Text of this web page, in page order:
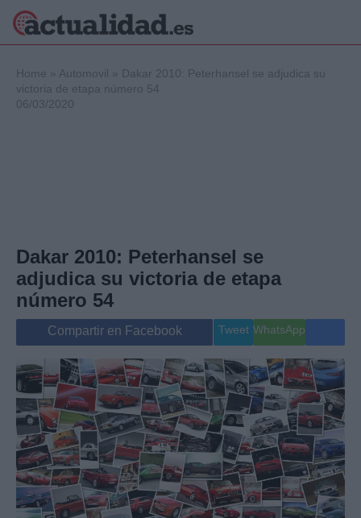
Internacional
Viajes
Gente
Musica
Home » Automovil » Dakar 2010: Peterhansel se adjudica su
victoria de etapa número 54
06/03/2020
Dakar 2010: Peterhansel se
adjudica su victoria de etapa
número 54
Compartir en Facebook Tweet WhatsApp